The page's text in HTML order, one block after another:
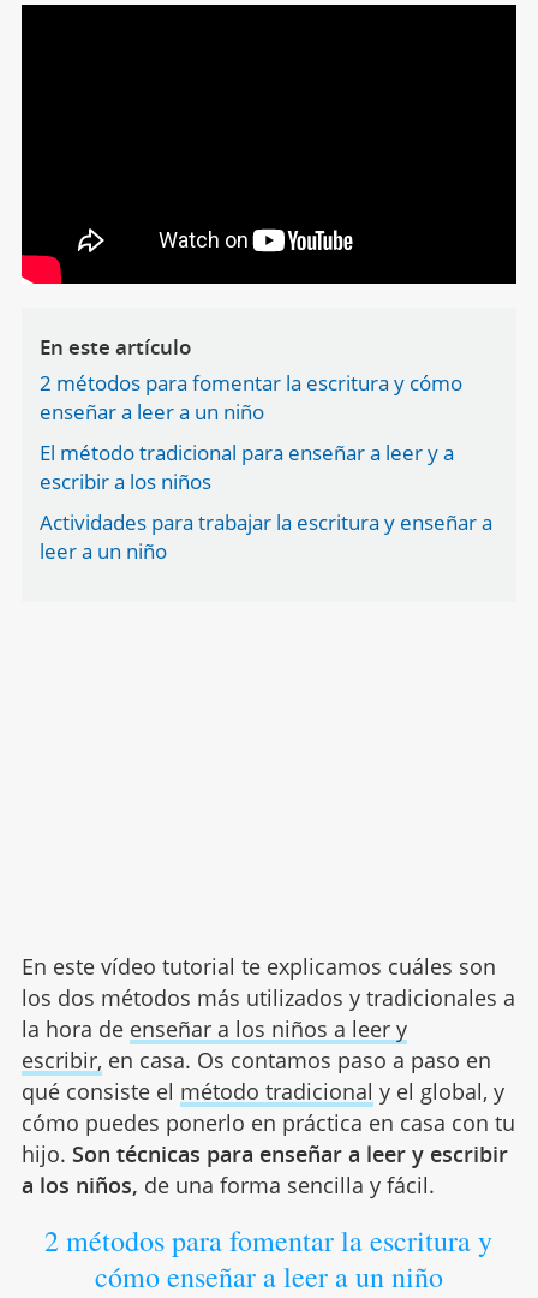
En este artículo
2 métodos para fomentar la escritura y cómo
enseñar a leer a un niño
El método tradicional para enseñar a leer y a
escribir a los niños
Actividades para trabajar la escritura y enseñar a
leer a un niño
En este vídeo tutorial te explicamos cuáles son
los dos métodos más utilizados y tradicionales a
la hora de enseñar a los niños a leer y
escribir, en casa. Os contamos paso a paso en
qué consiste el método tradicional y el global, y
cómo puedes ponerlo en práctica en casa con tu
hijo. Son técnicas para enseñar a leer y escribir
a los niños, de una forma sencilla y fácil.
2 métodos para fomentar la escritura y
cómo enseñar a leer a un niño